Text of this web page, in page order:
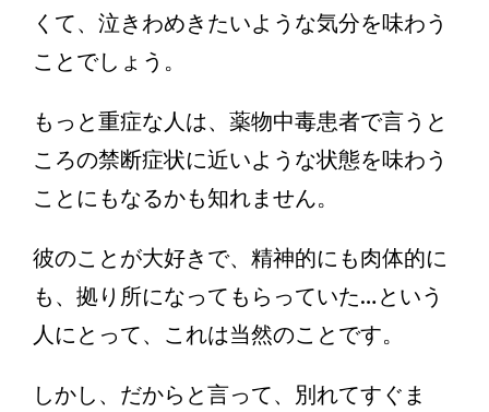
くて、泣きわめきたいような気分を味わう
ことでしょう。
もっと重症な人は、薬物中毒患者で言うと
ころの禁断症状に近いような状態を味わう
ことにもなるかも知れません。
彼のことが大好きで、精神的にも肉体的に
も、拠り所になってもらっていた…という
人にとって、これは当然のことです。
しかし、だからと言って、別れてすぐま